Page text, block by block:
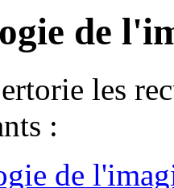
de
les
:
de